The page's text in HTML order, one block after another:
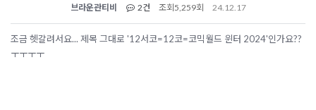
브라운관티비 2건 조회 5,259회 24.12.17
조금 헷갈려서요... 제목 그대로 '12서코=12코=코믹월드 윈터 2024'인가요??
ㅜㅜㅜㅜ